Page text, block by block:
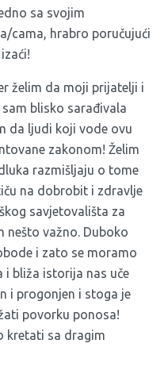
sa svojim
cama, hrabro poručujući
želim da moji prijatelji i
blisko sarađivala
da ljudi koji vode ovu
zakonom! Želim
razmišljaju o tome
na dobrobit i zdravlje
savjetovališta za
nešto važno. Duboko
i zato se moramo
i bliža istorija nas uče
i progonjen i stoga je
povorku ponosa!
kretati sa dragim